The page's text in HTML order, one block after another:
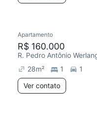
Apartamento
R$ 160.000
R. Pedro Antônio
28m² 1
1
Ver contato